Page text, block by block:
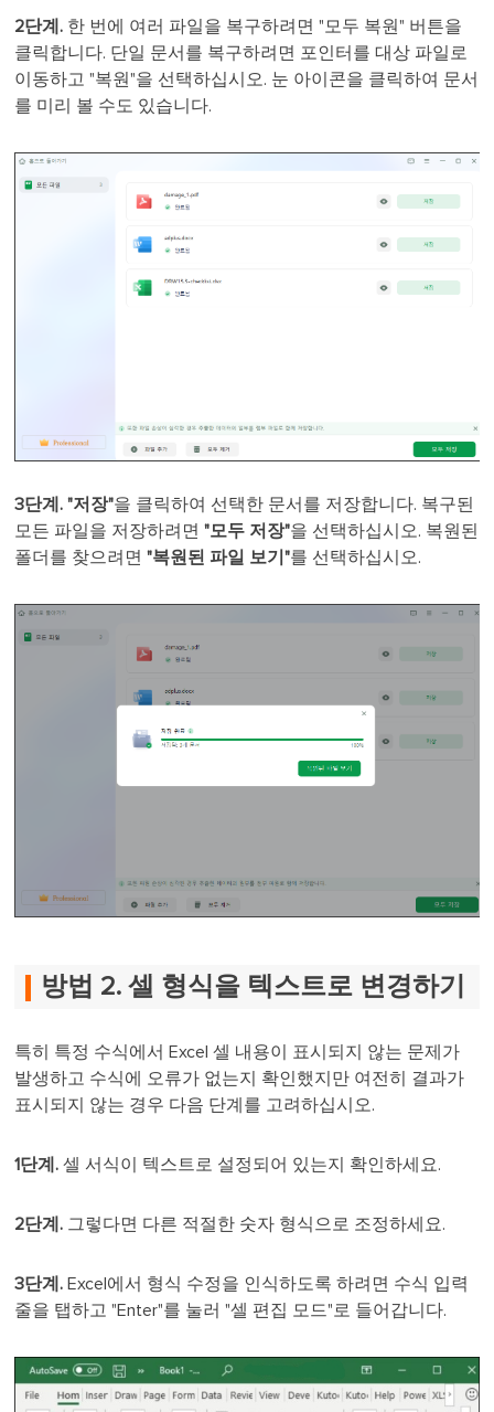
2단계. 한 번에 여러 파일을 복구하려면 "모두 복원" 버튼을
클릭합니다. 단일 문서를 복구하려면 포인터를 대상 파일로
이동하고 "복원"을 선택하십시오. 눈 아이콘을 클릭하여 문서
를 미리 볼 수도 있습니다.
3단계. "저장"을 클릭하여 선택한 문서를 저장합니다. 복구된
모든 파일을 저장하려면"모두 저장"을 선택하십시오. 복원된
폴더를 찾으려면"복원된 파일 보기"를 선택하십시오.
방법 2. 셀 형식을 텍스트로 변경하기
특히 특정 수식에서 Excel 셀 내용이 표시되지 않는 문제가
발생하고 수식에 오류가 없는지 확인했지만 여전히 결과가
표시되지 않는 경우 다음 단계를 고려하십시오.
1단계. 셀 서식이 텍스트로 설정되어 있는지 확인하세요.
2단계. 그렇다면 다른 적절한 숫자 형식으로 조정하세요.
3단계. Excel에서 형식 수정을 인식하도록 하려면 수식 입력
줄을 탭하고 "Enter"를 눌러 "셀 편집 모드"로 들어갑니다.